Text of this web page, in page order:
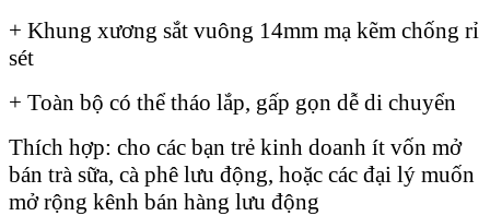
+ Khung xương sắt vuông 14mm mạ kẽm chống rỉ
sét
+ Toàn bộ có thể tháo lắp, gấp gọn dễ di chuyển
Thích hợp: cho các bạn trẻ kinh doanh ít vốn mở
bán trà sữa, cà phê lưu động, hoặc các đại lý muốn
mở rộng kênh bán hàng lưu động